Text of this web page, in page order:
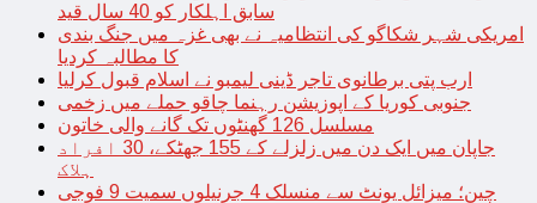
سابق اہلکار کو 40 سال قید
امریکی شہر شکاگو کی انتظامیہ نے بھی غزہ میں جنگ بندی
کا مطالبہ کردیا
ارب پتی برطانوی تاجر ڈینی لیمبو نے اسلام قبول کرلیا
جنوبی کوریا کے اپوزیشن رہنما چاقو حملے میں زخمی
مسلسل 126 گھنٹوں تک گانے والی خاتون
جاپان میں ایک دن میں زلزلے کے 155 جھٹکے، 30 افراد
ہلاک
چین؛ میزائل یونٹ سے منسلک 4 جرنیلوں سمیت 9 فوجی